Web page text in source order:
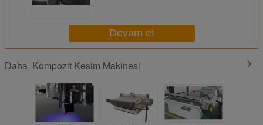
Devam et
Daha Kompozit Kesim Makinesi